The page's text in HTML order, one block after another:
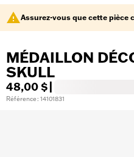
Assurez-vous que cette pièce
MÉDAILLON
SKULL
48,00 $
Référence : 14101831